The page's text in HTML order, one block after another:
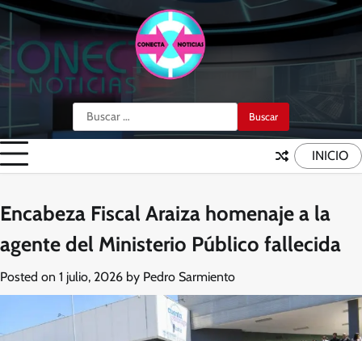
Skip
content
Buscar:
INICIO
Encabeza Fiscal Araiza homenaje a la
agente del Ministerio Público fallecida
Posted on 1 julio, 2026 by Pedro Sarmiento